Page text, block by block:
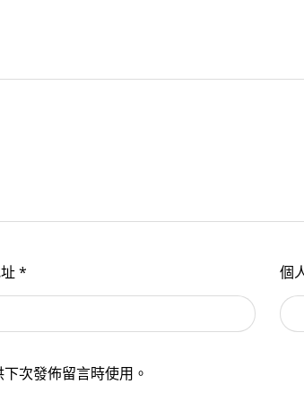
* 個
次發佈留言時使用。